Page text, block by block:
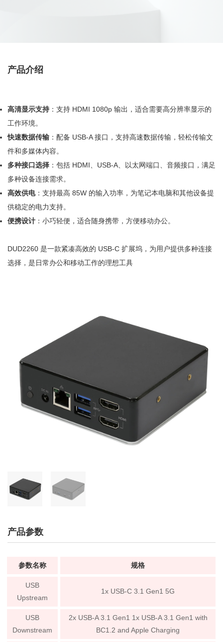
产品介绍
高清显示支持 ：支持 HDMI 1080p 输出，适合需要高分辨率显示的
工作环境。
快速数据传输 ：配备 USB-A 接口，支持高速数据传输，轻松传输文
件和多媒体内容。
多种接口选择 ：包括 HDMI、USB-A、以太网端口、音频接口，满足
多种设备连接需求。
高效供电：支持最高 85W 的输入功率，为笔记本电脑和其他设备提
供稳定的电力支持。
便携设计 ：小巧轻便，适合随身携带，方便移动办公。
DUD2260 是一款紧凑高效的 USB-C 扩展坞，为用户提供多种连接
选择，是日常办公和移动工作的理想工具
产品参数
参数名称 规格
USB
Upstream
1x USB-C 3.1 Gen1 5G
USB
Downstream
2x USB-A 3.1 Gen1 1x USB-A 3.1 Gen1 with
BC1.2 and Apple Charging